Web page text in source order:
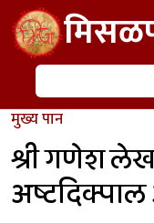
Skip to main content
शोध
मुख्य पान
श्री गणेश